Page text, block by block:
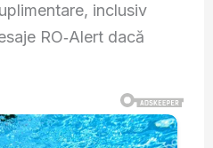
inclusiv
RO‑Alert dacă